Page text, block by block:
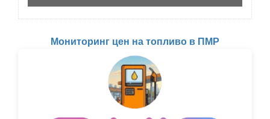
Мониторинг цен на топливо в ПМР